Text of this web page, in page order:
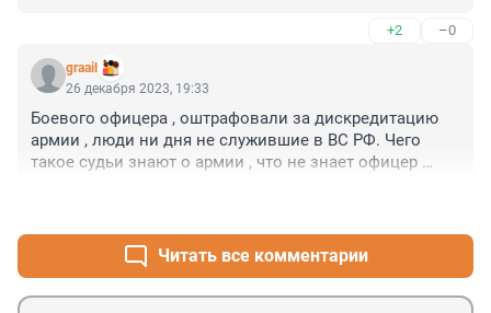
+2 –0
graail
26 декабря 2023, 19:33
Боевого офицера , оштрафовали за дискредитацию
армии , люди ни дня не служившие в ВС РФ. Чего
такое судьи знают о армии , что не знает офицер
Читать все комментарии